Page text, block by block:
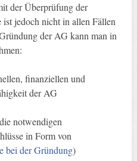
der Überprüfung der
jedoch nicht in allen Fällen
der AG kann man in
finanziellen und
der AG
notwendigen
in Form von
bei der Gründung)